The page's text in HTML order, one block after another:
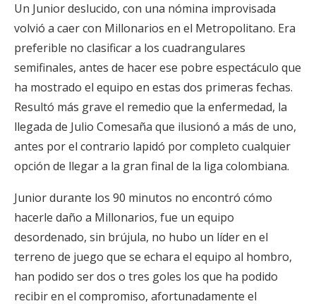
Un Junior deslucido, con una nómina improvisada
volvió a caer con Millonarios en el Metropolitano. Era
preferible no clasificar a los cuadrangulares
semifinales, antes de hacer ese pobre espectáculo que
ha mostrado el equipo en estas dos primeras fechas.
Resultó más grave el remedio que la enfermedad, la
llegada de Julio Comesaña que ilusionó a más de uno,
antes por el contrario lapidó por completo cualquier
opción de llegar a la gran final de la liga colombiana.
Junior durante los 90 minutos no encontró cómo
hacerle daño a Millonarios, fue un equipo
desordenado, sin brújula, no hubo un líder en el
terreno de juego que se echara el equipo al hombro,
han podido ser dos o tres goles los que ha podido
recibir en el compromiso, afortunadamente el